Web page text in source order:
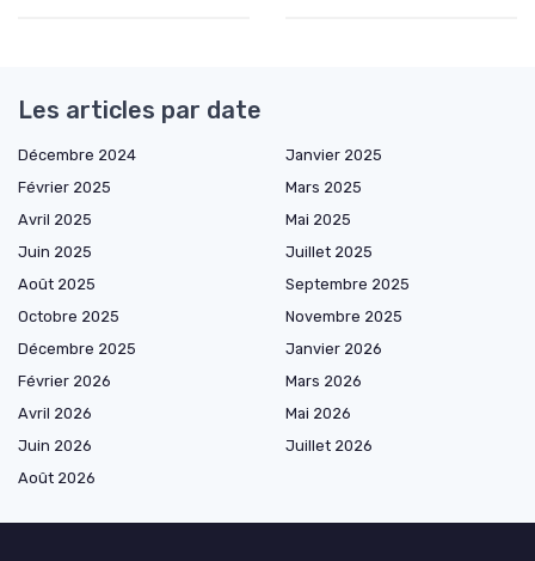
Les articles par date
Décembre 2024
Janvier 2025
Février 2025
Mars 2025
Avril 2025
Mai 2025
Juin 2025
Juillet 2025
Août 2025
Septembre 2025
Octobre 2025
Novembre 2025
Décembre 2025
Janvier 2026
Février 2026
Mars 2026
Avril 2026
Mai 2026
Juin 2026
Juillet 2026
Août 2026